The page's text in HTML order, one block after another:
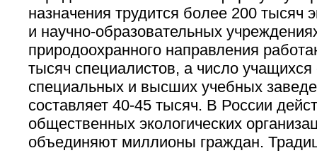
назначения трудится более 200 тысяч
и научно-образовательных
природоохранного направления
тысяч специалистов, а число учащихся
специальных и высших учебных
составляет 40-45 тысяч. В России
общественных экологических
объединяют миллионы граждан.